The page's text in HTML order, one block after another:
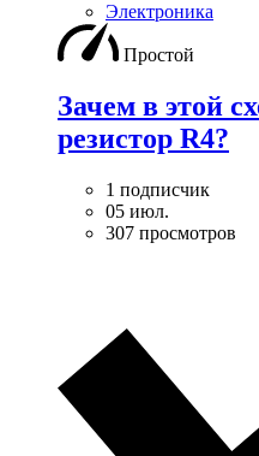
Электроника
Простой
Зачем в этой
резистор R4?
1 подписчик
05 июл.
307 просмотров